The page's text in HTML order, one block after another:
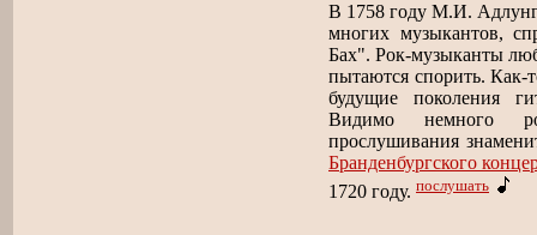
В 1758 году М.И. Адлунг
многих музыкантов,
Бах". Рок-музыканты
пытаются спорить. Как-
будущие поколения
Видимо немного
прослушивания
Бранденбургского
1720 году. послушать